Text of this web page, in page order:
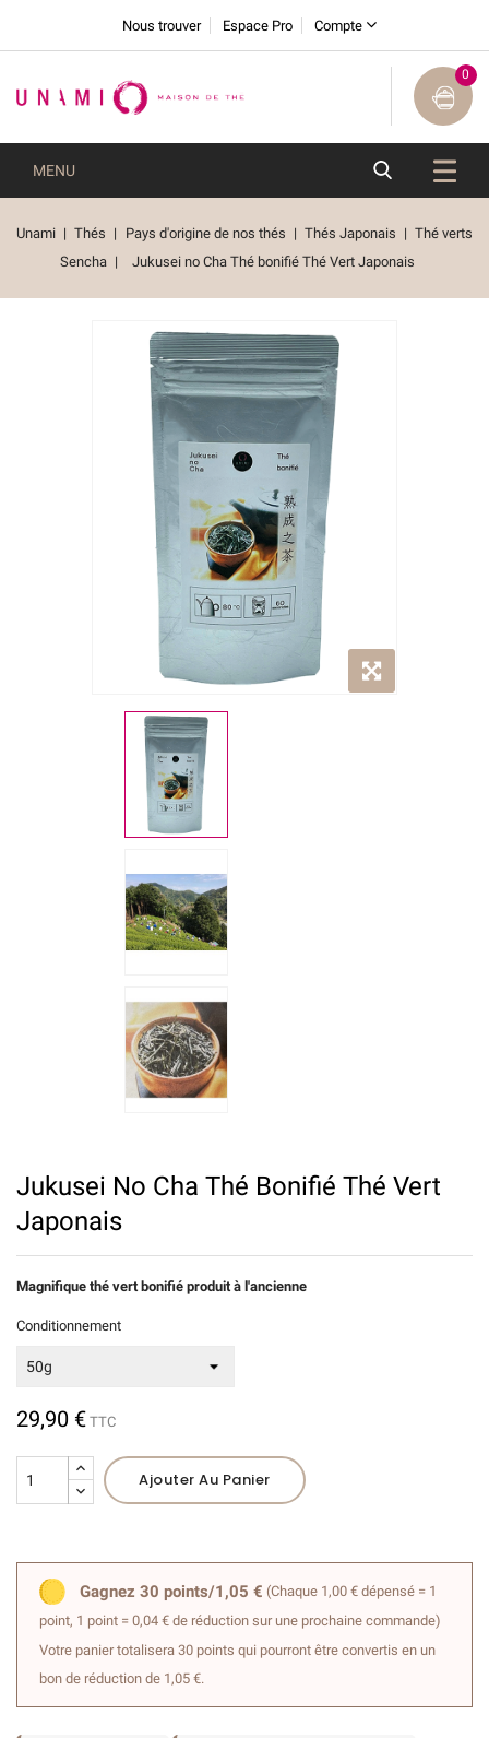
Nous trouver Espace Pro Compte
0
MENU
Unami Thés Pays d'origine de nos thés Thés Japonais
Thé verts
Sencha
Jukusei no Cha Thé bonifié Thé Vert Japonais
Jukusei No Cha Thé Bonifié Thé Vert
Japonais
Magnifique thé vert bonifié produit à l'ancienne
Conditionnement
29,90 € TTC
Ajouter Au Panier
Gagnez 30 points/1,05 € (Chaque 1,00 € dépensé = 1
point, 1 point = 0,04 € de réduction sur une prochaine commande)
Votre panier totalisera 30 points qui pourront être convertis en un
bon de réduction de 1,05 €.